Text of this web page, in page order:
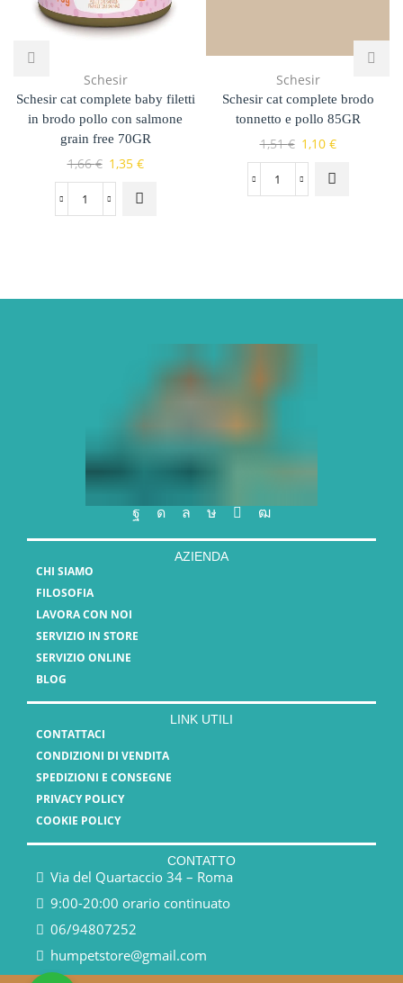
Schesir
Schesir cat complete baby filetti
in brodo pollo con salmone
grain free 70GR
1,66€ 1,35 €
Schesir
Schesir cat complete brodo
tonnetto e pollo 85GR
1,51€ 1,10 €
AZIENDA
CHI SIAMO
FILOSOFIA
LAVORA CON NOI
SERVIZIO IN STORE
SERVIZIO ONLINE
BLOG
LINK UTILI
CONTATTACI
CONDIZIONI DI VENDITA
SPEDIZIONI E CONSEGNE
PRIVACY POLICY
COOKIE POLICY
CONTATTO
Via del Quartaccio 34 – Roma
9:00-20:00 orario continuato
06/94807252
humpetstore@gmail.com